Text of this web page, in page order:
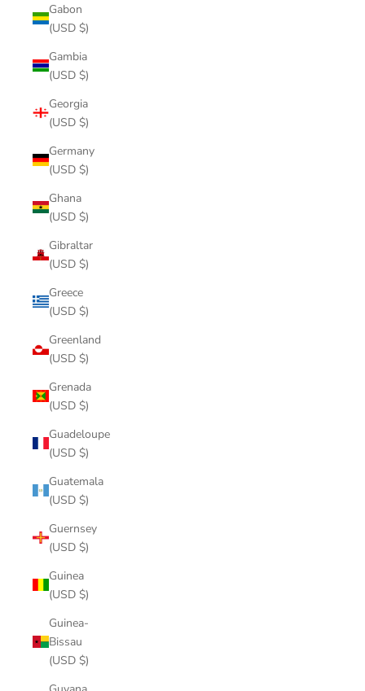
Gabon
(USD $)
Gambia
(USD $)
Georgia
(USD $)
Germany
(USD $)
Ghana
(USD $)
Gibraltar
(USD $)
Greece
(USD $)
Greenland
(USD $)
Grenada
(USD $)
Guadeloupe
(USD $)
Guatemala
(USD $)
Guernsey
(USD $)
Guinea
(USD $)
Guinea-
Bissau
(USD $)